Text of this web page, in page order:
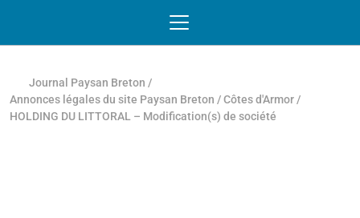
Journal Paysan Breton /
Annonces légales du site Paysan Breton /Côtes d'Armor /
HOLDING DU LITTORAL – Modification(s) de société